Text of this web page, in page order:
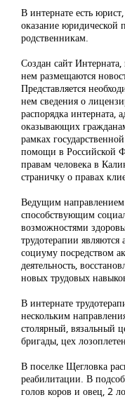
В интернате есть
оказание
родственникам.
Создан сайт
нем размещаются
Представляется
нем сведения о
распорядка интерната,
оказывающих
рамках
помощи в Российской
правам человека в
страничку о правах
Ведущим
способствующим
возможностями
трудотерапии
социуму посредством
деятельность,
новых трудовых
В интернате
нескольким
столярный, вязальный
бригады, цех
В поселке Щегловка
реабилитации. В
голов коров и овец, 2